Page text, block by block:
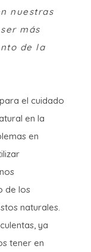
nuestras
más
de la
el cuidado
en la
en
de los
naturales.
ya
tener en